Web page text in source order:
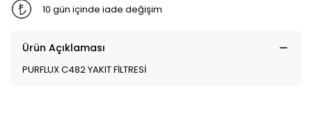
10 gün içinde iade değişim
Ürün Açıklaması
PURFLUX C482 YAKIT FİLTRESİ